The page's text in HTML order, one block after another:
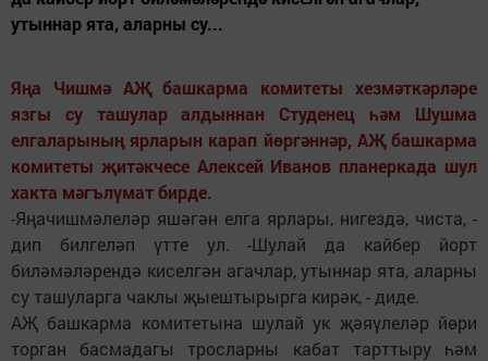
утыннар ята, аларны су...
Яңа Чишмә АҖ башкарма комитеты хезмәткәрләре
язгы су ташулар алдыннан Студенец һәм Шушма
елгаларының ярларын карап йөргәннәр, АҖ башкарма
комитеты җитәкчесе Алексей Иванов планеркада шул
хакта мәгълүмат бирде.
-Яңачишмәлеләр яшәгән елга ярлары, нигездә, чиста, -
дип билгеләп үтте ул. -Шулай да кайбер йорт
биләмәләрендә киселгән агачлар, утыннар ята, аларны
су ташуларга чаклы җыештырырга кирәк, - диде.
АҖ башкарма комитетына шулай ук җәяүлеләр йөри
торган басмадагы тросларны кабат тарттыру һәм